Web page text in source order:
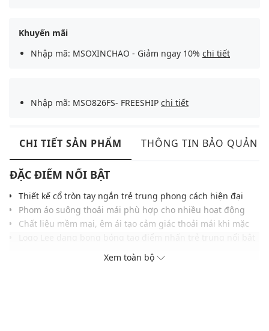
Khuyến mãi
Nhập mã: MSOXINCHAO - Giảm ngay 10% chi tiết
Nhập mã: MSO826FS- FREESHIP chi tiết
CHI TIẾT SẢN PHẨM THÔNG TIN BẢO QUẢN
ĐẶC ĐIỂM NỔI BẬT
Thiết kế cổ tròn tay ngắn trẻ trung phong cách hiện đại
Phom áo suông thoải mái phù hợp cho nhiều hoạt động
Chất liệu mềm mại, êm ái tạo cảm giác thoải mái khi mặc
Cổ tròn bo viền gọn gàng tăng nét hoàn thiện cho thiết kế
Đường may chắc chắn giữ phom ổn định theo thời gian
Xem toàn bộ